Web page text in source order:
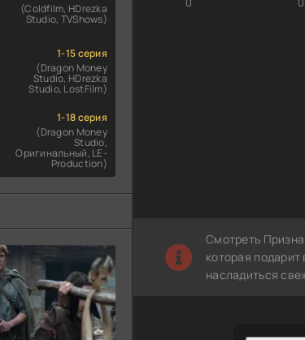
(Coldfilm, HDrezka
Studio, TVShows)
1-15 серия
(Dragon Money
Studio, HDrezka
Studio, LostFilm)
1-18 серия
(Dragon Money
Studio,
Оригинальный, LE-
Production)
Смотреть
которая
насладиться